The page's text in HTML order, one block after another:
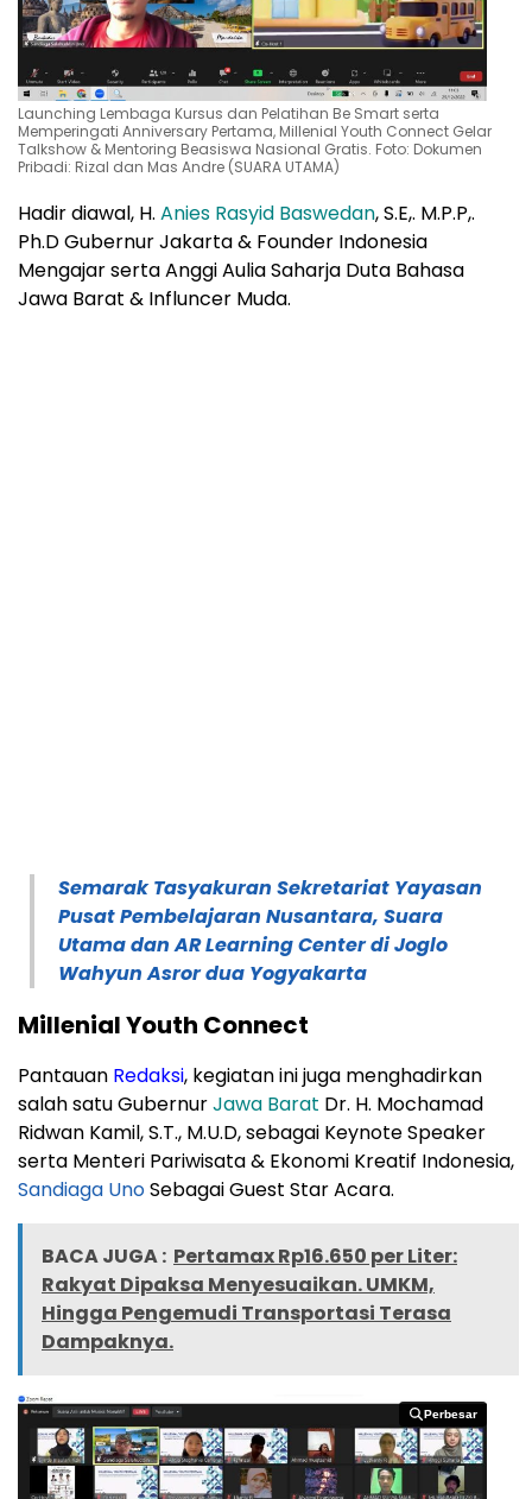
Launching Lembaga Kursus dan Pelatihan Be Smart serta
Memperingati Anniversary Pertama, Millenial Youth Connect Gelar
Talkshow & Mentoring Beasiswa Nasional Gratis. Foto: Dokumen
Pribadi: Rizal dan Mas Andre (SUARA UTAMA)
Hadir diawal, H. Anies Rasyid Baswedan, S.E,. M.P.P,.
Ph.D Gubernur Jakarta & Founder Indonesia
Mengajar serta Anggi Aulia Saharja Duta Bahasa
Jawa Barat & Influncer Muda.
Semarak Tasyakuran Sekretariat Yayasan
Pusat Pembelajaran Nusantara, Suara
Utama dan AR Learning Center di Joglo
Wahyun Asror dua Yogyakarta
Millenial Youth Connect
Pantauan Redaksi, kegiatan ini juga menghadirkan
salah satu GubernurJawa Barat Dr. H. Mochamad
Ridwan Kamil, S.T., M.U.D, sebagai Keynote Speaker
serta Menteri Pariwisata & Ekonomi Kreatif Indonesia,
Sandiaga UnoSebagai Guest Star Acara.
BACA JUGA : Pertamax Rp16.650 per Liter:
Rakyat Dipaksa Menyesuaikan. UMKM,
Hingga Pengemudi Transportasi Terasa
Dampaknya.
Perbesar
Perbesar